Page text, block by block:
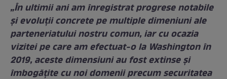
„În ultimii ani am înregistrat progrese notabile
și evoluții concrete pe multiple dimeniuni ale
parteneriatului nostru comun, iar cu ocazia
vizitei pe care am efectuat-o la Washington în
2019, aceste dimensiuni au fost extinse și
îmbogățite cu noi domenii precum securitatea